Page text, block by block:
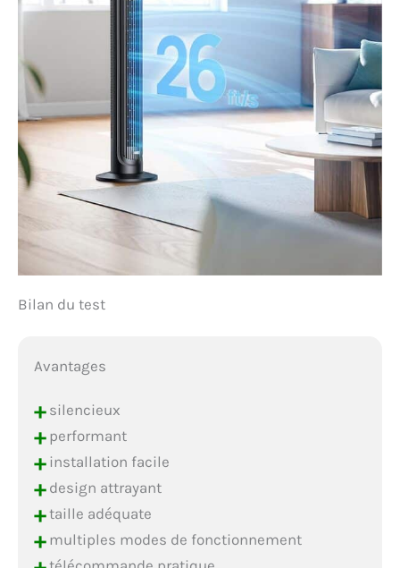
Bilan du test
Avantages
+silencieux
+performant
+installation facile
+design attrayant
+taille adéquate
+multiples modes de fonctionnement